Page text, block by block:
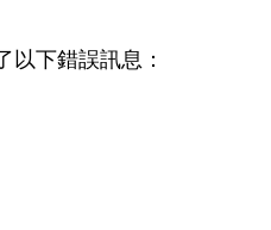
下錯誤訊息：